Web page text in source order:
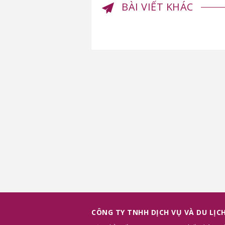
BÀI VIẾT KHÁC
CÔNG TY TNHH DỊCH VỤ VÀ DU